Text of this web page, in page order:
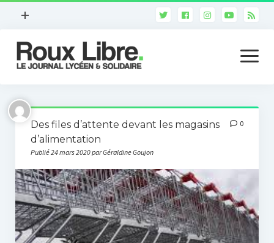
ouvrir
menu
+
Qui sommes-nous ?
Notre ligne éditoriale
Nous contacter
Version imprimée
ouvrir
le
Actualité
Arts et culture
7ème art
Les médias
Sciences
Environnement
Des files d’attente devant les magasins
d’alimentation
Publié 24 mars 2020 par Géraldine Goujon
0